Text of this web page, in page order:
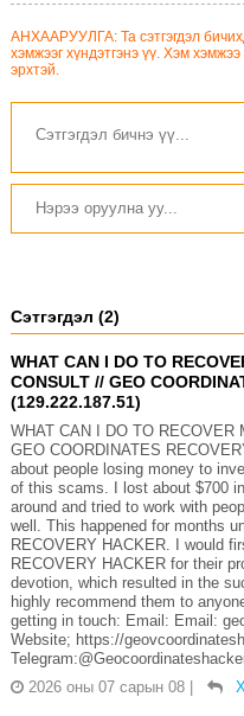
АНХААРУУЛГА: Та сэтгэгдэл
хэмжээг хүндэтгэнэ үү. Хэм
эрхтэй.
Сэтгэгдэл (2)
WHAT CAN I DO TO
CONSULT // GEO
(129.222.187.51)
WHAT CAN I DO TO RECOVER
GEO COORDINATES
about people losing money to
of this scams. I lost about $700
around and tried to work with
well. This happened for months
RECOVERY HACKER. I would
RECOVERY HACKER for their
devotion, which resulted in the
highly recommend them to
getting in touch: Email: Email:
Website; https://
2026 оны 07 сарын 08